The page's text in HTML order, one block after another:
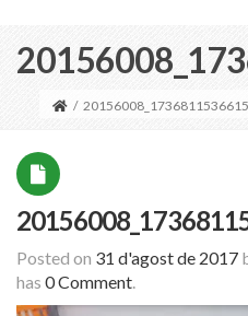
/
Posted on 31 d'agost de 2017
has 0 Comment.